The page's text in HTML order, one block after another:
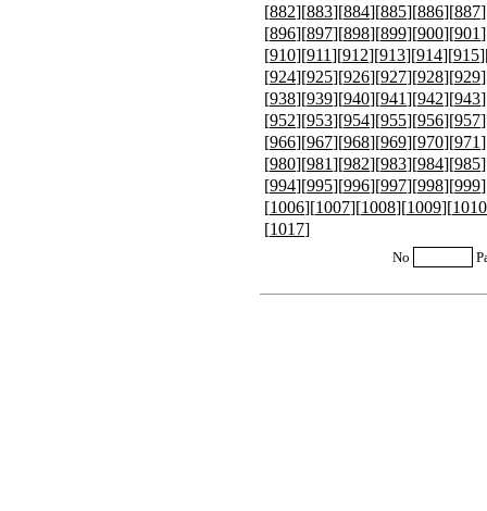
[882][883][884][885][886][887
[896][897][898][899][900][901
[910][911][912][913][914][915
[924][925][926][927][928][929
[938][939][940][941][942][943
[952][953][954][955][956][957
[966][967][968][969][970][971
[980][981][982][983][984][985
[994][995][996][997][998][999
[1006][1007][1008][1009][1010
[1017]
No